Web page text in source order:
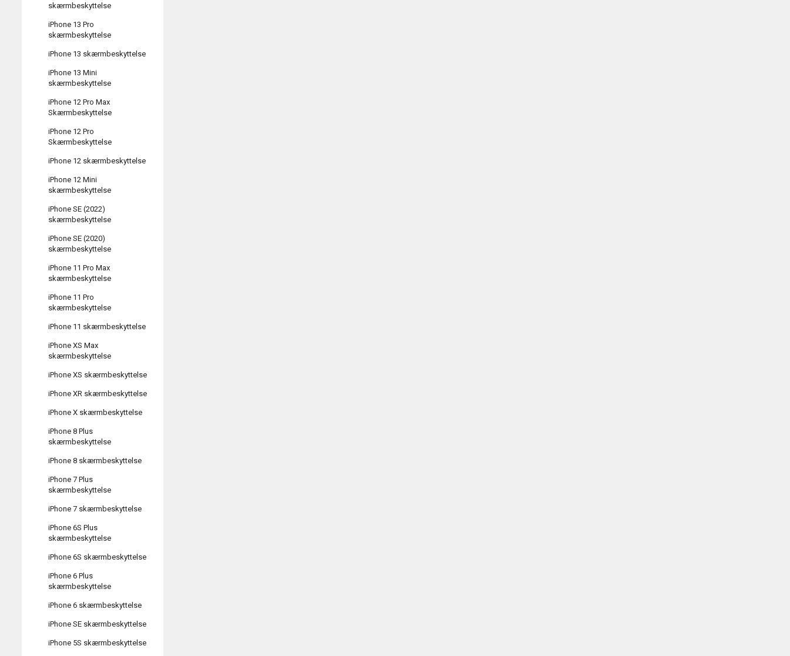
skærmbeskyttelse
iPhone 13 Pro
skærmbeskyttelse
iPhone 13 skærmbeskyttelse
iPhone 13 Mini
skærmbeskyttelse
iPhone 12 Pro Max
Skærmbeskyttelse
iPhone 12 Pro
Skærmbeskyttelse
iPhone 12 skærmbeskyttelse
iPhone 12 Mini
skærmbeskyttelse
iPhone SE (2022)
skærmbeskyttelse
iPhone SE (2020)
skærmbeskyttelse
iPhone 11 Pro Max
skærmbeskyttelse
iPhone 11 Pro
skærmbeskyttelse
iPhone 11 skærmbeskyttelse
iPhone XS Max
skærmbeskyttelse
iPhone XS skærmbeskyttelse
iPhone XR skærmbeskyttelse
iPhone X skærmbeskyttelse
iPhone 8 Plus
skærmbeskyttelse
iPhone 8 skærmbeskyttelse
iPhone 7 Plus
skærmbeskyttelse
iPhone 7 skærmbeskyttelse
iPhone 6S Plus
skærmbeskyttelse
iPhone 6S skærmbeskyttelse
iPhone 6 Plus
skærmbeskyttelse
iPhone 6 skærmbeskyttelse
iPhone SE skærmbeskyttelse
iPhone 5S skærmbeskyttelse